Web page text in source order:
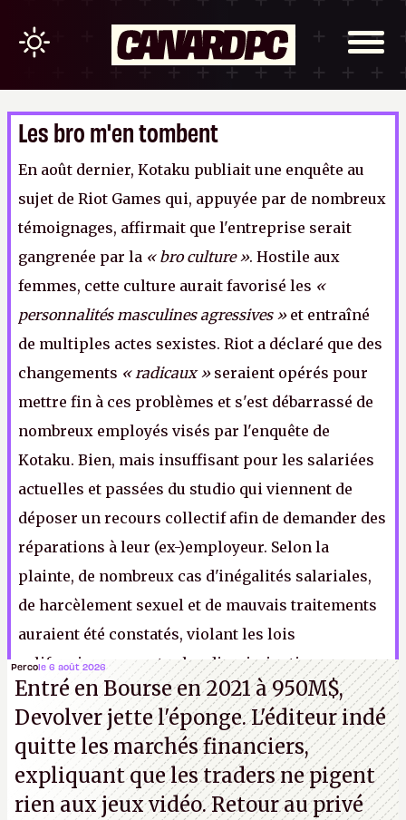
Les bro m'en tombent
En août dernier, Kotaku publiait une enquête au
sujet de Riot Games qui, appuyée par de nombreux
témoignages, affirmait que l'entreprise serait
gangrenée par la « bro culture ». Hostile aux
femmes, cette culture aurait favorisé les «
personnalités masculines agressives »et entraîné
de multiples actes sexistes. Riot a déclaré que des
changements « radicaux »seraient opérés pour
mettre fin à ces problèmes et s'est débarrassé de
nombreux employés visés par l'enquête de
Kotaku. Bien, mais insuffisant pour les salariées
actuelles et passées du studio qui viennent de
déposer un recours collectif afin de demander des
réparations à leur (ex-)employeur. Selon la
plainte, de nombreux cas d'inégalités salariales,
de harcèlement sexuel et de mauvais traitements
auraient été constatés, violant les lois
californiennes contre les discriminations
sexistes. Pour l'heure, Riot s'est refusé à tout
commentaire mais indique prendre cette
plainte« très au sérieux »​.
Percole 6 août 2026
Entré en Bourse en 2021 à 950M$,
Devolver jette l'éponge. L'éditeur indé
quitte les marchés financiers,
expliquant que les traders ne pigent
rien aux jeux vidéo. Retour au privé